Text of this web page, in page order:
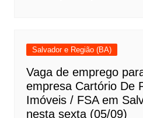
Salvador e Região (BA)
Vaga de emprego
empresa Cartório De
Imóveis / FSA em
nesta sexta (05/09)